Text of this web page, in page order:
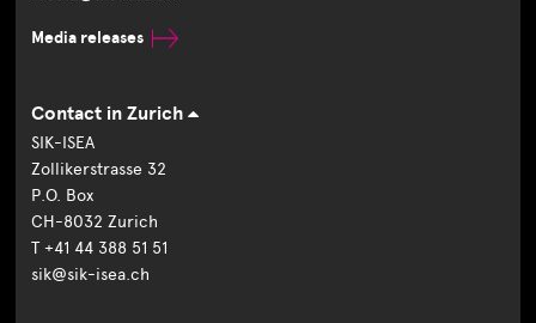
Media releases
Contact in Zurich
SIK-ISEA
Zollikerstrasse 32
P.O. Box
CH-8032 Zurich
T +41 44 388 51 51
sik@sik-isea.ch